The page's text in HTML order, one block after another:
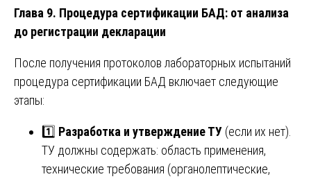
Глава 9. Процедура сертификации БАД: от анализа
до регистрации декларации
После получения протоколов лабораторных испытаний
процедура сертификации БАД включает следующие
этапы:
1️⃣ Разработка и утверждение ТУ (если их нет).
ТУ должны содержать: область применения,
технические требования (органолептические,